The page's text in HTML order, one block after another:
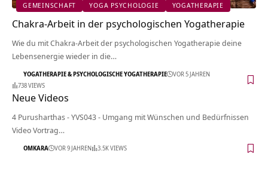
GEMEINSCHAFT YOGA PSYCHOLOGIE YOGATHERAPIE
Chakra-Arbeit in der psychologischen Yogatherapie
Wie du mit Chakra-Arbeit der psychologischen Yogatherapie deine
Lebensenergie wieder in die…
YOGATHERAPIE & PSYCHOLOGISCHE YOGATHERAPIE
VOR 5 JAHREN
738 VIEWS
Neue Videos
4 Purusharthas - YVS043 - Umgang mit Wünschen und Bedürfnissen
Video Vortrag…
OMKARA VOR 9 JAHREN 3.5K VIEWS